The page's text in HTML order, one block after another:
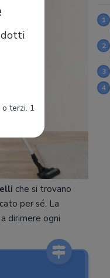
1
2
3
4
che si trovano
per sé. La
dirimere ogni
terzi. 1